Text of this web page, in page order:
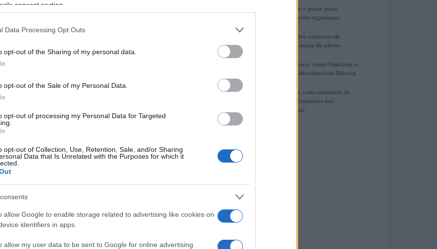
consent section.
Data Processing Opt Outs
opt-out of the Sharing of my personal data.
opt-out of the Sale of my Personal Data.
opt-out of processing my Personal Data for Targeted
opt-out of Collection, Use, Retention, Sale, and/or Sharing
Data that Is Unrelated with the Purposes for which it
allow Google to enable storage related to advertising like cookies on
identifiers in apps.
allow my user data to be sent to Google for online advertising
em torno da comunidade Doge, fornecendo
membros.
(Dogecoin), virtude (caridade) e crescimento
sua paixão e compromisso com a comunidade
2
Cold wallets: passo a passo para
configurar e usar com segurança
3
Guia completo sobre carteiras de
autocustódia e proteção de ativos
Lite Loan da Binance: como funciona o
empréstimo de stablecoins com Bitcoin
5
Cooperação direta com emissores de
stablecoins e seus impactos nas
investigações penais